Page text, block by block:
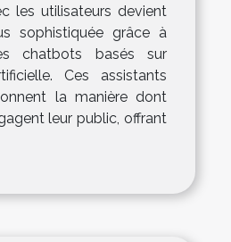
les utilisateurs devient
sophistiquée grâce à
chatbots basés sur
Ces assistants
la manière dont
leur public, offrant